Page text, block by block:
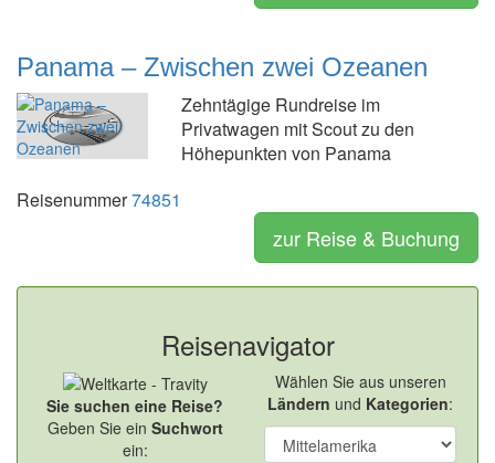
Panama – Zwischen zwei Ozeanen
Zehntägige Rundreise im
Privatwagen mit Scout zu den
Höhepunkten von Panama
Reisenummer74851
zur Reise & Buchung
Reisenavigator
Sie suchen eine Reise?
Geben Sie ein Suchwort
ein:
Wählen Sie aus unseren
Ländern und Kategorien: